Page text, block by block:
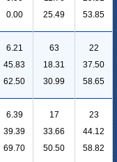
0.00
25.49
53.85
6.21
45.83
62.50
63
18.31
30.99
22
37.50
58.65
6.39
39.39
69.70
17
33.66
50.50
23
44.12
58.82